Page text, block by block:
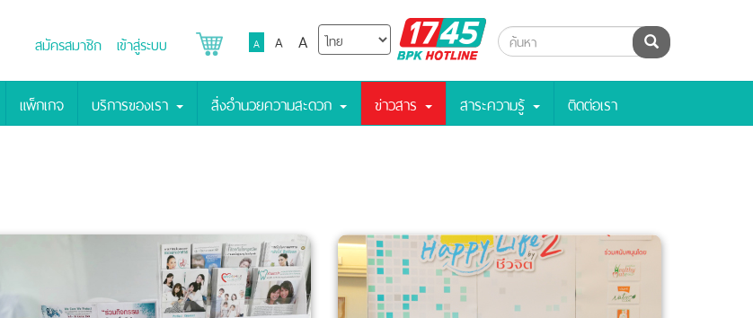
สมัครสมาชิก เข้าสู่ระบบ A A A
BPK
Hotline
ค้นหา
แพ็กเกจ บริการของเรา สิ่งอำนวยความสะดวก ข่าวสาร สาระความรู้ ติดต่อเรา